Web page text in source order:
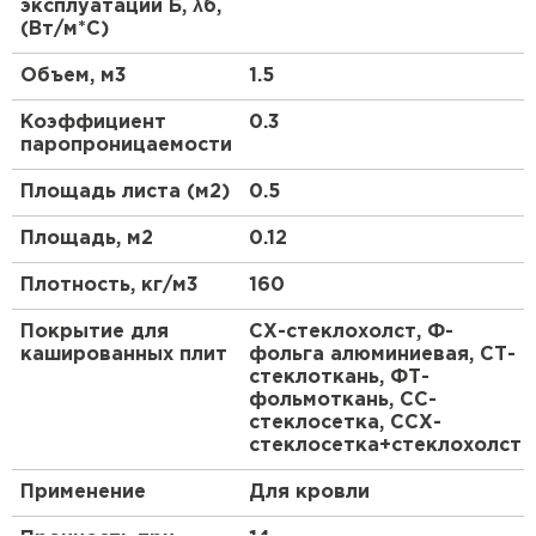
Плиты выпускают без обкладки и
кашированные стеклохолстом или фольгой.
Нанесение материала производится с одной
стороны или с двух сторон. Кашированные плиты
применяют для обеспечения дополнительной
пароизоляции и ветрозащиты утеплителя, а
также при утеплении производственных зданий
изнутри.
эксплуатации Б, λб,
(Вт/м*С)
Объем, м3 1.5
Коэффициент
паропроницаемости
0.3
Площадь листа (м2) 0.5
Площадь, м2 0.12
Плотность, кг/м3 160
Покрытие для
кашированных плит
СХ-стеклохолст, Ф-
фольга алюминиевая, СТ-
стеклоткань, ФТ-
фольмоткань, СС-
стеклосетка, ССХ-
стеклосетка+стеклохолст
Применение Для кровли
Утеплитель Isoroc
ПЕРЕЙТИ
Утеплитель Isover
ПЕРЕЙТИ
Утеплитель Paroc
ПЕРЕЙТИ
Утеплитель Penoplex
ПЕРЕЙТИ